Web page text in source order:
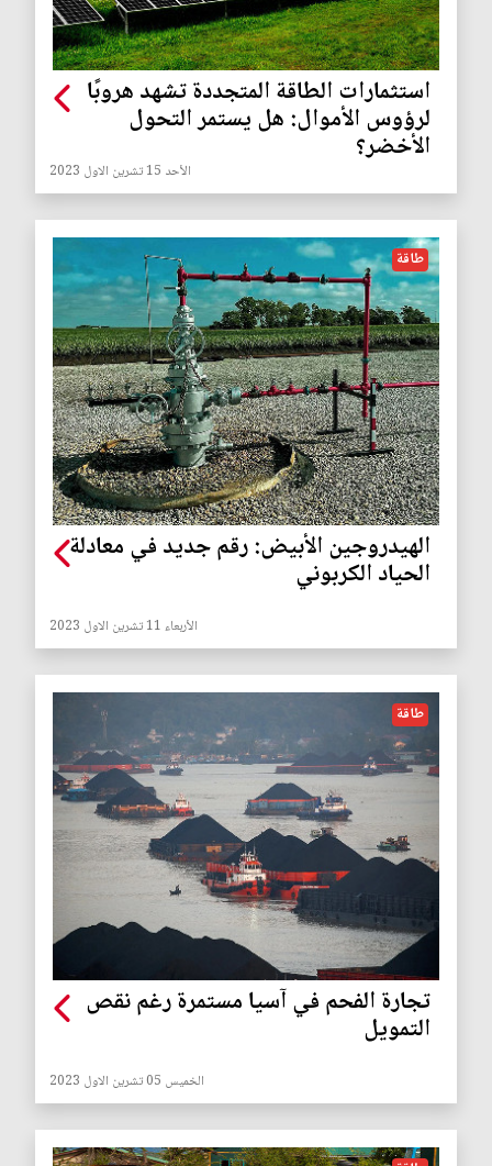
استثمارات الطاقة المتجددة تشهد هروبًا
لرؤوس الأموال: هل يستمر التحول
الأخضر؟
الأحد 15 تشرين الاول 2023
طاقة
الهيدروجين الأبيض: رقم جديد في معادلة
الحياد الكربوني
الأربعاء 11 تشرين الاول 2023
طاقة
تجارة الفحم في آسيا مستمرة رغم نقص
التمويل
الخميس 05 تشرين الاول 2023